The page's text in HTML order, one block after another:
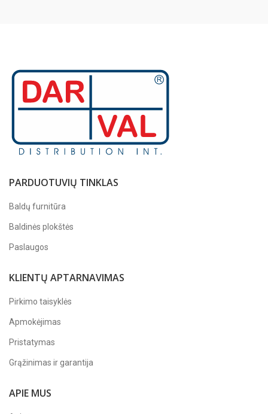
PARDUOTUVIŲ TINKLAS
Baldų furnitūra
Baldinės plokštės
Paslaugos
KLIENTŲ APTARNAVIMAS
Pirkimo taisyklės
Apmokėjimas
Pristatymas
Grąžinimas ir garantija
APIE MUS